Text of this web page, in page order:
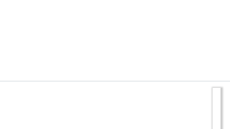
বান্দরবানসহ দেশজুড়ে চলছে আন্তর্জাতিক